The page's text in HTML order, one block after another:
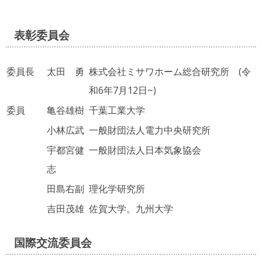
表彰委員会
委員長 太田 勇 株式会社ミサワホーム総合研究所 (令
和6年7月12日~)
委員
亀谷雄樹 千葉工業大学
小林広武 一般財団法人電力中央研究所
宇都宮健
志
一般財団法人日本気象協会
田島右副 理化学研究所
吉田茂雄 佐賀大学。九州大学
国際交流委員会